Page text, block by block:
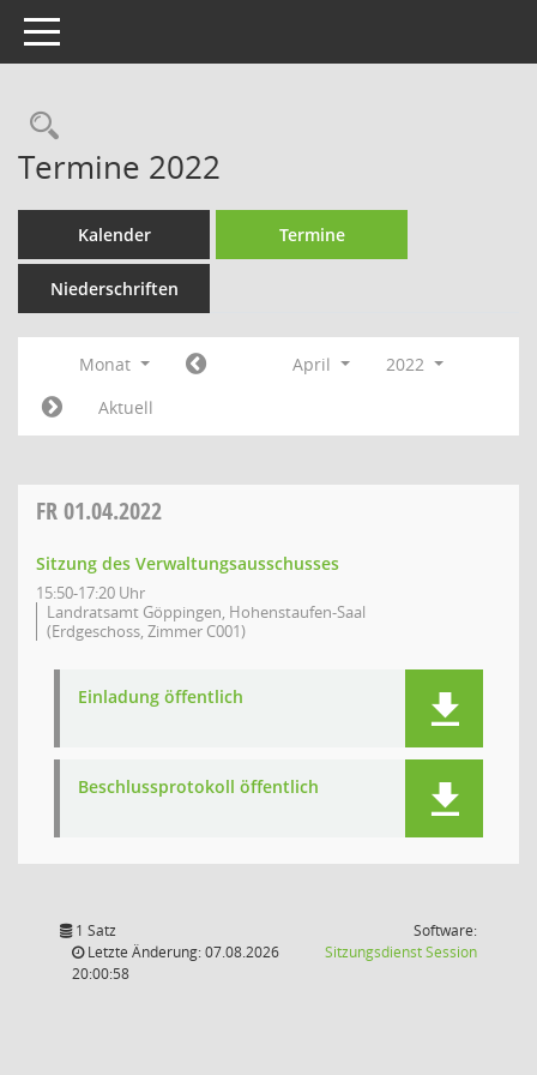
Toggle navigation
Rechercheauswahl
Termine 2022
Kalender Termine
Niederschriften
Monat April
2022
Aktuell
FR01.04.2022
Sitzung des Verwaltungsausschusses
15:50-17:20 Uhr
Landratsamt Göppingen, Hohenstaufen-Saal
(Erdgeschoss, Zimmer C001)
Einladung öffentlich
Beschlussprotokoll öffentlich
1 Satz
Letzte Änderung: 07.08.2026
20:00:58
Software:
SitzungsdienstSession(Wird in